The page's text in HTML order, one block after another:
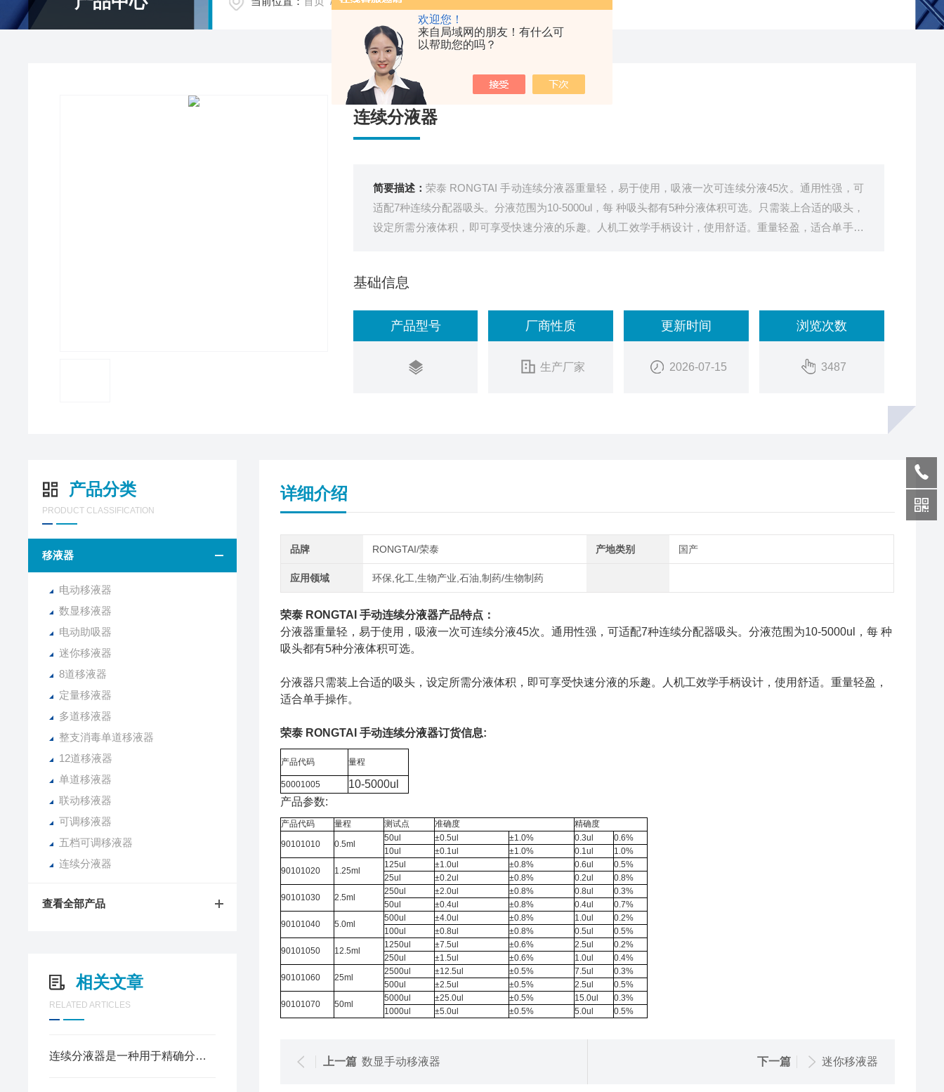
欢迎您！
来自局域网的朋友！有什么可
以帮助您的吗？
连续分液器
简要描述： 荣泰 RONGTAI 手动连续分液器重量轻，易于使用，吸液一次可连续分液45次。通用性强，可
适配7种连续分配器吸头。分液范围为10-5000ul，每 种吸头都有5种分液体积可选。只需装上合适的吸头，
设定所需分液体积，即可享受快速分液的乐趣。人机工效学手柄设计，使用舒适。重量轻盈，适合单手操
基础信息
产品型号 厂商性质
生产厂家
更新时间
2026-07-15
浏览次数
3487
产品分类
PRODUCT CLASSIFICATION
移液器
电动移液器
数显移液器
电动助吸器
迷你移液器
8道移液器
定量移液器
多道移液器
整支消毒单道移液器
12道移液器
单道移液器
联动移液器
可调移液器
五档可调移液器
连续分液器
查看全部产品
相关文章
RELATED ARTICLES
连续分液器是一种用于精确分配液体的实验室设备
详细介绍
品牌 RONGTAI/荣泰 产地类别 国产
应用领域 环保,化工,生物产业,石油,制药/生物制药
荣泰 RONGTAI 手动连续分液器产品特点：
分液器重量轻，易于使用，吸液一次可连续分液45次。通用性强，可适配7种连续分配器吸头。分液范围为10-5000ul，每 种
吸头都有5种分液体积可选。
分液器只需装上合适的吸头，设定所需分液体积，即可享受快速分液的乐趣。人机工效学手柄设计，使用舒适。重量轻盈，
适合单手操作。
荣泰 RONGTAI 手动连续分液器订货信息:
产品代码 量程
50001005
10-5000ul
产品参数:
产品代码 量程 测试点 准确度 精确度
90101010 0.5ml
50ul ±0.5ul ±1.0% 0.3ul
0.6%
10ul
±0.1ul ±1.0% 0.1ul
1.0%
90101020
1.25ml
125ul ±1.0ul ±0.8% 0.6ul
0.5%
25ul
±0.2ul ±0.8% 0.2ul
0.8%
90101030
2.5ml
250ul ±2.0ul ±0.8% 0.8ul
0.3%
50ul
±0.4ul ±0.8% 0.4ul
0.7%
90101040
5.0ml
500ul ±4.0ul ±0.8% 1.0ul
0.2%
100ul
±0.8ul ±0.8% 0.5ul
0.5%
90101050
12.5ml
1250ul ±7.5ul ±0.6% 2.5ul
0.2%
250ul
±1.5ul ±0.6% 1.0ul
0.4%
90101060
25ml
2500ul ±12.5ul ±0.5% 7.5ul
0.3%
500ul
±2.5ul ±0.5% 2.5ul
0.5%
90101070
50ml
5000ul ±25.0ul ±0.5% 15.0ul
0.3%
1000ul
±5.0ul ±0.5% 5.0ul 0.5%
上一篇 数显手动移液器 下一篇 迷你移液器